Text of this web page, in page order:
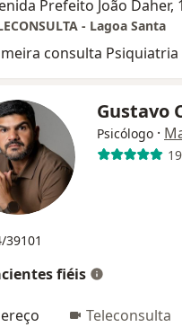
- Lagoa Santa
consulta Psiquiatria
Gustavo
Psicólogo ·
39101
fiéis
Teleconsulta